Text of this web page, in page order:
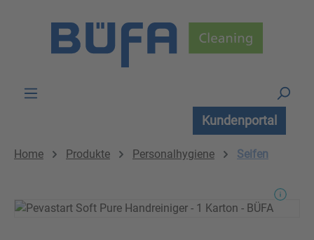
Kundenportal
Home Produkte Personalhygiene Seifen